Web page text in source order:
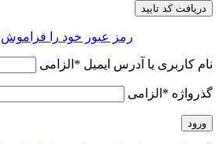
دریافت کد تایید
رمز عبور خود را فراموش
نام کاربری یا آدرس ایمیل * الزامی
گذرواژه * الزامی
ورود